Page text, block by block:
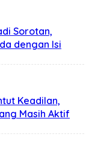
Sorotan,
dengan Isi
Keadilan,
Masih Aktif